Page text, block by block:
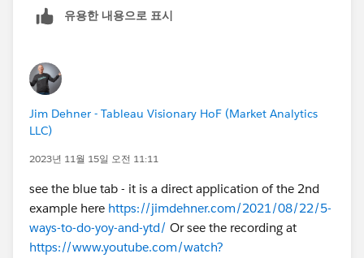
유용한 내용으로 표시
Jim Dehner - Tableau Visionary HoF (Market Analytics
LLC)
2023년 11월 15일 오전 11:11
see the blue tab - it is a direct application of the 2nd
example here https://jimdehner.com/2021/08/22/5-
ways-to-do-yoy-and-ytd/ Or see the recording at
https://www.youtube.com/watch?